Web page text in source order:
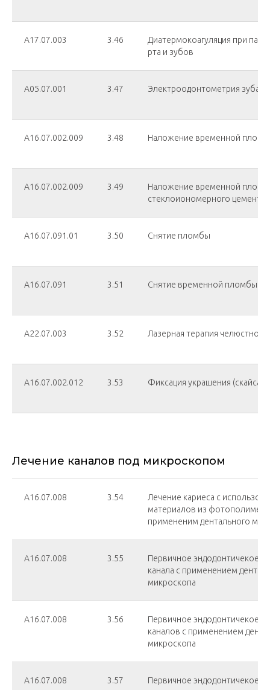
А17.07.003 3.46
Диатермокоагуляция при
рта и зубов
А05.07.001 3.47 Электроодонтометрия зуба
А16.07.002.009 3.48 Наложение временной
А16.07.002.009 3.49
Наложение временной
стеклоиономерного цемента
А16.07.091.01 3.50 Снятие пломбы
А16.07.091 3.51 Снятие временной пломбы
А22.07.003 3.52 Лазерная терапия челюстно-
А16.07.002.012 3.53 Фиксация украшения (скайса)
Лечение каналов под микроскопом
А16.07.008 3.54
Лечение кариеса с
материалов из
примененим дентального
А16.07.008 3.55
Первичное эндодонтичекое
канала с применением
микроскопа
А16.07.008 3.56
Первичное эндодонтичекое
каналов с применением
микроскопа
А16.07.008 3.57
Первичное эндодонтичекое